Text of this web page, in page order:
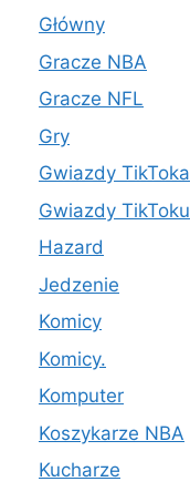
Główny
Gracze NBA
Gracze NFL
Gry
Gwiazdy TikToka
Gwiazdy TikToku
Hazard
Jedzenie
Komicy
Komicy.
Komputer
Koszykarze NBA
Kucharze